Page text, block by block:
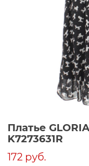
Платье
K7273631R
172 руб.